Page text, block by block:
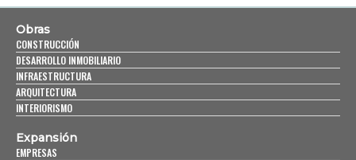
Obras
CONSTRUCCIÓN
DESARROLLO INMOBILIARIO
INFRAESTRUCTURA
ARQUITECTURA
INTERIORISMO
Expansión
EMPRESAS